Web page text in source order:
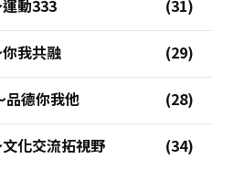
動333
我共融
品德你我他
化交流拓視野